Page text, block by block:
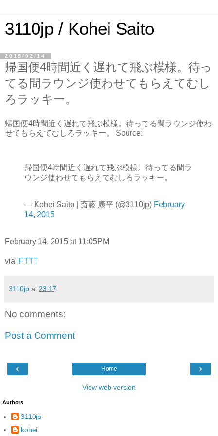
3110jp / Kohei Saito
2015/02/14
帰国便4時間近く遅れて飛ぶ模様。待っ
てる間ラウンジ使わせてもらえてむし
ろラッキー。
帰国便4時間近く遅れて飛ぶ模様。待ってる間ラウンジ使わ
せてもらえてむしろラッキー。 Source:
帰国便4時間近く遅れて飛ぶ模様。待ってる間ラ
ウンジ使わせてもらえてむしろラッキー。
— Kohei Saito | 斎藤 康平 (@3110jp) February
14, 2015
February 14, 2015 at 11:05PM
via IFTTT
3110jp at 23:17
No comments:
Post a Comment
‹ ›
Home
View web version
Authors
3110jp
kohei